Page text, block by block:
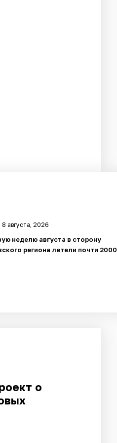
8 августа, 2026
неделю августа в сторону
региона летели почти 2000
о